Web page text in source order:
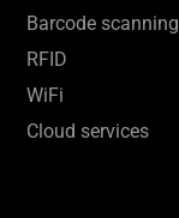
Barcode scanning
RFID
WiFi
Cloud services